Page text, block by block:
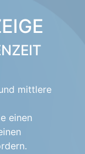
mittlere
einen